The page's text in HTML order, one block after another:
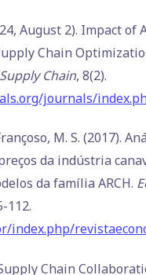
August 2). Impact of
Chain
Chain, 8(2).
journals/
M. S. (2017).
da indústria
da família ARCH.
112.
index.php/
Chain